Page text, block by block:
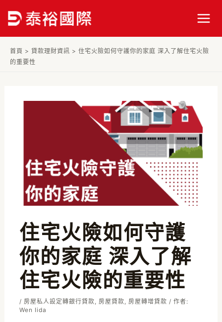
首頁 > 貸款理財資訊 > 住宅火險如何守護你的家庭 深入了解住宅火險
的重要性
住宅火險如何守護
你的家庭 深入了解
住宅火險的重要性
/ 房屋私人設定轉銀行貸款 房屋貸款 房屋轉增貸款 / 作者:
Wen Iida
navigation